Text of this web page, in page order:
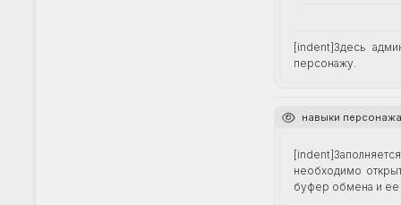
[indent]Здесь
персонажу.
навыки персонажа
необходимо
буфер обмена и ее